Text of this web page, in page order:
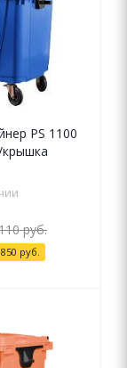
PS 1100
крышка
руб.
руб.